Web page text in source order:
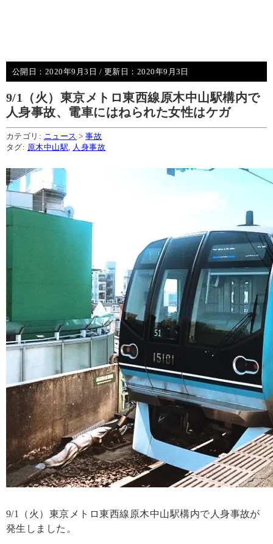
公開日： 2020年9月3日 / 更新日： 2020年9月3日
9/1（火）東京メトロ東西線原木中山駅構内で
人身事故、電車にはねられた女性はケガ
カテゴリ: ニュース >事故
タグ: 原木中山駅 人身事故
9/1（火）東京メトロ東西線原木中山駅構内で人身事故が
発生しました。